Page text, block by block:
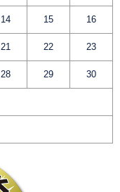
14 15 16
21 22 23
28 29 30